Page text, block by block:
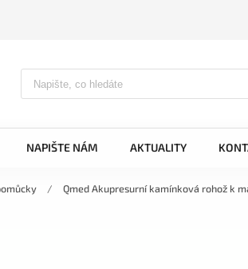
NAPIŠTE NÁM AKTUALITY
/ Qmed Akupresurní kamínková rohož k